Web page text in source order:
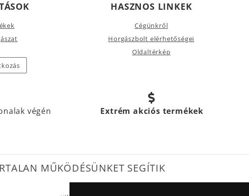
HASZNOS LINKEK
Cégünkről
Horgászbolt elérhetőségei
Oldaltérkép
végén Extrém akciós termékek
MŰKÖDÉSÜNKET SEGÍTIK